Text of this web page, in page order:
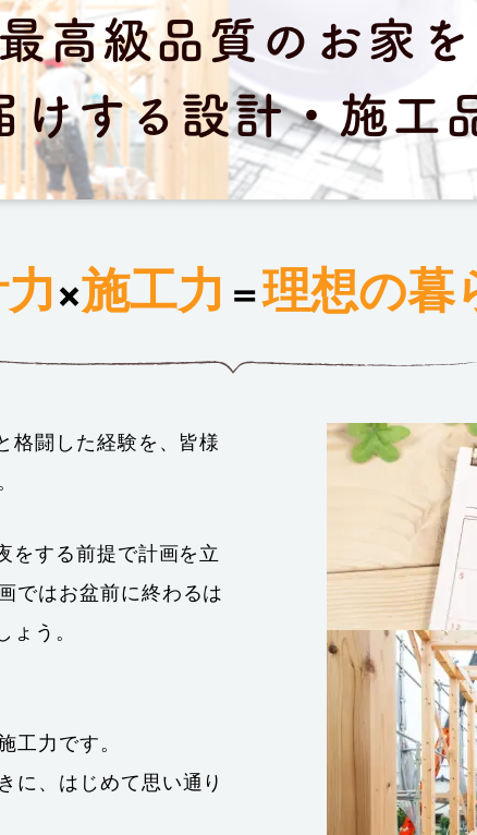
×施工力 ＝理想の暮
格闘した経験を、皆様
をする前提で計画を立
ではお盆前に終わるは
う。
工力です。
に、はじめて思い通り